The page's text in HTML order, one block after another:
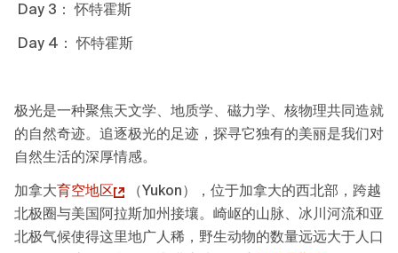
Day 3： 怀特霍斯
Day 4： 怀特霍斯
极光是一种聚焦天文学、地质学、磁力学、核物理共同造就
的自然奇迹。追逐极光的足迹，探寻它独有的美丽是我们对
自然生活的深厚情感。
加拿大育空地区
（Yukon），位于加拿大的西北部，跨越
北极圈与美国阿拉斯加州接壤。崎岖的山脉、冰川河流和亚
北极气候使得这里地广人稀，野生动物的数量远远大于人口